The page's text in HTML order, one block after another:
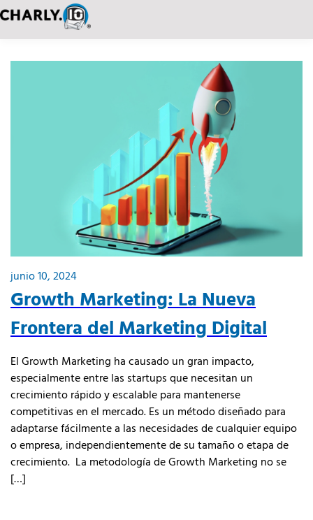
junio 10, 2024
Growth Marketing: La Nueva
Frontera del Marketing Digital
El Growth Marketing ha causado un gran impacto,
especialmente entre las startups que necesitan un
crecimiento rápido y escalable para mantenerse
competitivas en el mercado. Es un método diseñado para
adaptarse fácilmente a las necesidades de cualquier equipo
o empresa, independientemente de su tamaño o etapa de
crecimiento. La metodología de Growth Marketing no se
[…]